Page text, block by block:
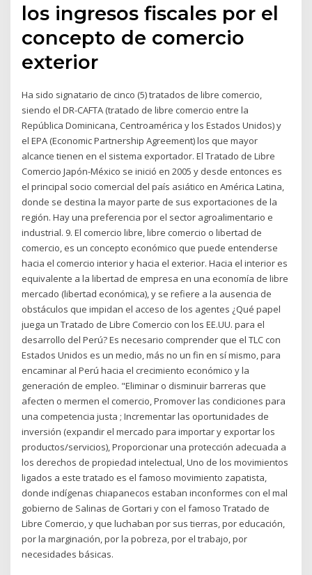
los ingresos fiscales por el
concepto de comercio
exterior
Ha sido signatario de cinco (5) tratados de libre comercio,
siendo el DR-CAFTA (tratado de libre comercio entre la
República Dominicana, Centroamérica y los Estados Unidos) y
el EPA (Economic Partnership Agreement) los que mayor
alcance tienen en el sistema exportador. El Tratado de Libre
Comercio Japón-México se inició en 2005 y desde entonces es
el principal socio comercial del país asiático en América Latina,
donde se destina la mayor parte de sus exportaciones de la
región. Hay una preferencia por el sector agroalimentario e
industrial. 9. El comercio libre, libre comercio o libertad de
comercio, es un concepto económico que puede entenderse
hacia el comercio interior y hacia el exterior. Hacia el interior es
equivalente a la libertad de empresa en una economía de libre
mercado (libertad económica), y se refiere a la ausencia de
obstáculos que impidan el acceso de los agentes ¿Qué papel
juega un Tratado de Libre Comercio con los EE.UU. para el
desarrollo del Perú? Es necesario comprender que el TLC con
Estados Unidos es un medio, más no un fin en sí mismo, para
encaminar al Perú hacia el crecimiento económico y la
generación de empleo. "Eliminar o disminuir barreras que
afecten o mermen el comercio, Promover las condiciones para
una competencia justa ; Incrementar las oportunidades de
inversión (expandir el mercado para importar y exportar los
productos/servicios), Proporcionar una protección adecuada a
los derechos de propiedad intelectual, Uno de los movimientos
ligados a este tratado es el famoso movimiento zapatista,
donde indígenas chiapanecos estaban inconformes con el mal
gobierno de Salinas de Gortari y con el famoso Tratado de
Libre Comercio, y que luchaban por sus tierras, por educación,
por la marginación, por la pobreza, por el trabajo, por
necesidades básicas.